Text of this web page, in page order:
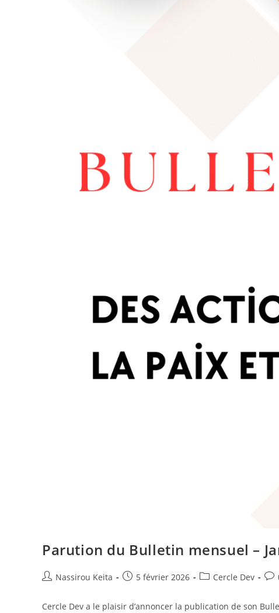
Parution du Bulletin mensuel –
Nassirou Keita 5 février 2026 Cercle Dev
Cercle Dev a le plaisir d’annoncer la publication de son